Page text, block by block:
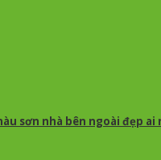
sơn nhà bên ngoài đẹp ai